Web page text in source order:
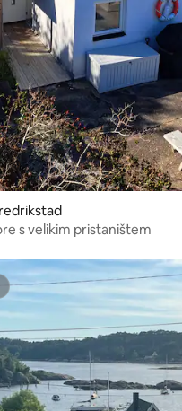
s velikim pristaništem